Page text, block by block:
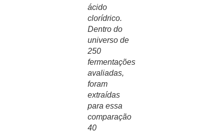
ácido
clorídrico.
Dentro do
universo de
250
fermentações
avaliadas,
foram
extraídas
para essa
comparação
40